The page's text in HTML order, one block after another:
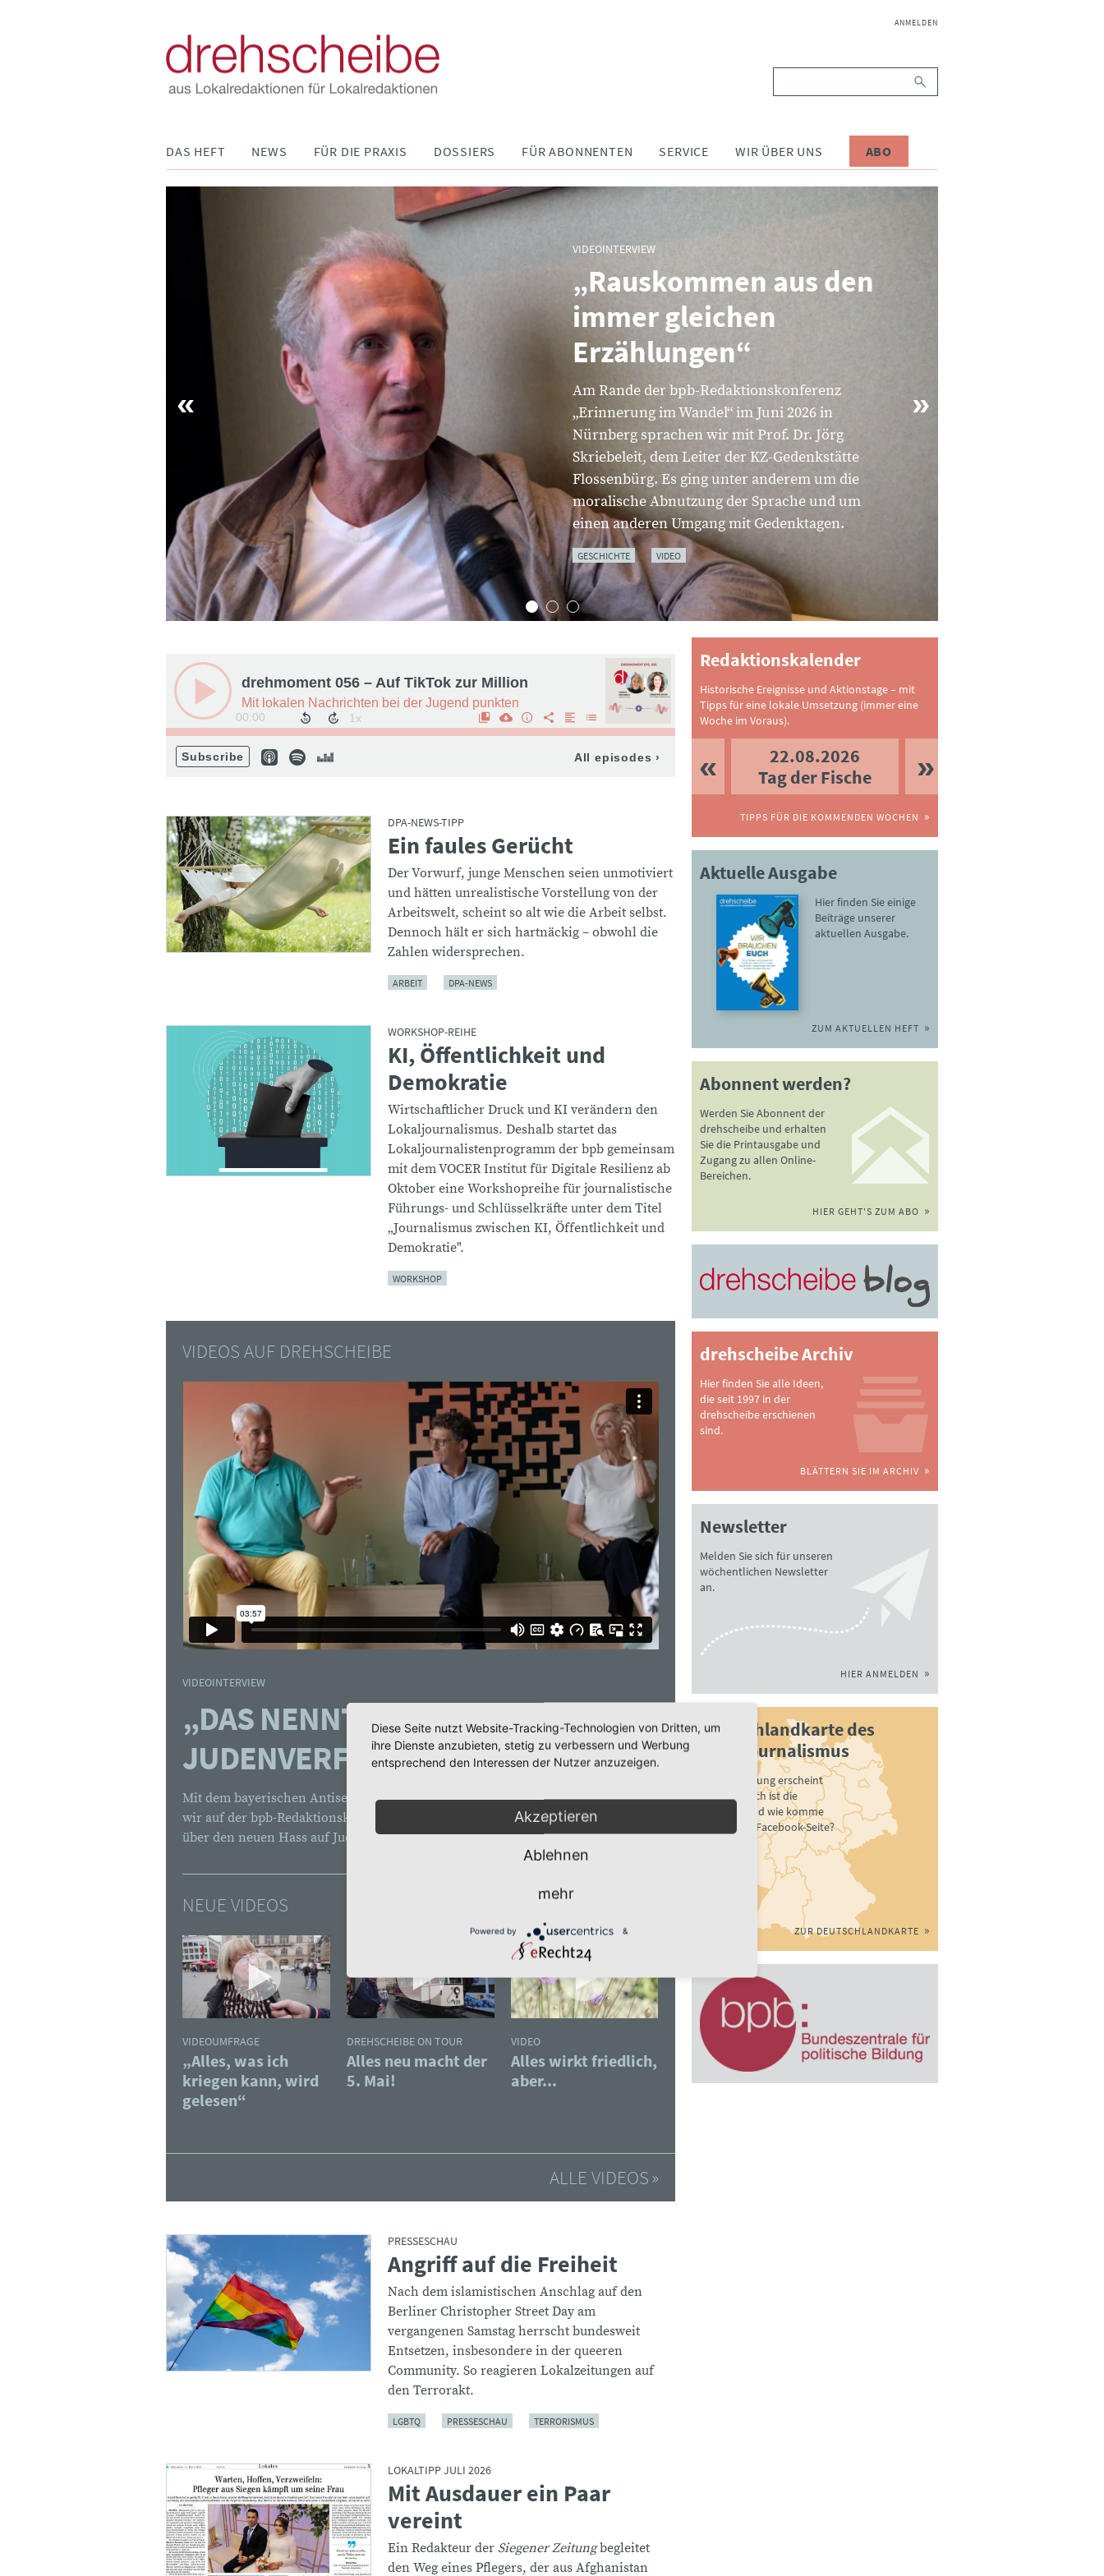
NAVIGATION
ANMELDEN
DAS HEFT NEWS FÜR DIE PRAXIS DOSSIERS FÜR ABONNENTEN SERVICE WIR ÜBER UNS ABO
VIDEOINTERVIEW
„Rauskommen aus den
immer gleichen
Erzählungen“
Am Rande der bpb-Redaktionskonferenz
„Erinnerung im Wandel“ im Juni 2026 in
Nürnberg sprachen wir mit Prof. Dr. Jörg
Skriebeleit, dem Leiter der KZ-Gedenkstätte
Flossenbürg. Es ging unter anderem um die
moralische Abnutzung der Sprache und um
einen anderen Umgang mit Gedenktagen.
GESCHICHTE VIDEO
DPA-NEWS-TIPP
:Ein faules Gerücht
Der Vorwurf, junge Menschen seien unmotiviert
und hätten unrealistische Vorstellung von der
Arbeitswelt, scheint so alt wie die Arbeit selbst.
Dennoch hält er sich hartnäckig – obwohl die
Zahlen widersprechen.
ARBEIT DPA-NEWS
WORKSHOP-REIHE
:KI, Öffentlichkeit und
Demokratie
Wirtschaftlicher Druck und KI verändern den
Lokaljournalismus. Deshalb startet das
Lokaljournalistenprogramm der bpb gemeinsam
mit dem VOCER Institut für Digitale Resilienz ab
Oktober eine Workshopreihe für journalistische
Führungs- und Schlüsselkräfte unter dem Titel
„Journalismus zwischen KI, Öffentlichkeit und
Demokratie".
WORKSHOP
VIDEOS AUF DREHSCHEIBE
VIDEOINTERVIEW
„DAS NENNT MAN
JUDENVERFOLGUNG“
Mit dem bayerischen Antisemitismusbeauftragten Dr. Ludwig Spaenle sprachen
wir auf der bpb-Redaktionskonferenz „Erinnerung im Wandel” in Nürnberg
über den neuen Hass auf Juden in Deutschland und Kritik an der Politik Israels.
NEUE VIDEOS
VIDEOUMFRAGE
:„Alles, was ich
kriegen kann, wird
gelesen“
DREHSCHEIBE ON TOUR
:Alles neu macht der
5. Mai!
VIDEO
:Alles wirkt friedlich,
aber...
ALLE VIDEOS
PRESSESCHAU
:
Angriff auf die Freiheit
Nach dem islamistischen Anschlag auf den
Berliner Christopher Street Day am
vergangenen Samstag herrscht bundesweit
Entsetzen, insbesondere in der queeren
Community. So reagieren Lokalzeitungen auf
den Terrorakt.
LGBTQ PRESSESCHAU TERRORISMUS
LOKALTIPP JULI 2026
:Mit Ausdauer ein Paar
vereint
Ein Redakteur der Siegener Zeitungbegleitet
den Weg eines Pflegers, der aus Afghanistan
Redaktionskalender
Historische Ereignisse und Aktionstage – mit
Tipps für eine lokale Umsetzung (immer eine
Woche im Voraus).
22.08.2026
Tag der Fische
TIPPS FÜR DIE KOMMENDEN WOCHEN
Aktuelle Ausgabe
Hier finden Sie einige
Beiträge unserer
aktuellen Ausgabe.
ZUM AKTUELLEN HEFT
Abonnent werden?
Werden Sie Abonnent der
drehscheibe und erhalten
Sie die Printausgabe und
Zugang zu allen Online-
Bereichen.
HIER GEHT'S ZUM ABO
drehscheibe Archiv
Hier finden Sie alle Ideen,
die seit 1997 in der
drehscheibe erschienen
sind.
BLÄTTERN SIE IM ARCHIV
Newsletter
Melden Sie sich für unseren
wöchentlichen Newsletter
an.
HIER ANMELDEN
Deutschlandkarte des
Lokaljournalismus
Welche Zeitung erscheint
wo? Wie hoch ist die
Auflage? Und wie komme
ich zu ihrer Facebook-Seite?
ZUR DEUTSCHLANDKARTE
Diese Seite nutzt Website-Tracking-Technologien von Dritten, um
ihre Dienste anzubieten, stetig zu verbessern und Werbung
entsprechend den Interessen der Nutzer anzuzeigen.
Akzeptieren
Ablehnen
mehr
Powered by &